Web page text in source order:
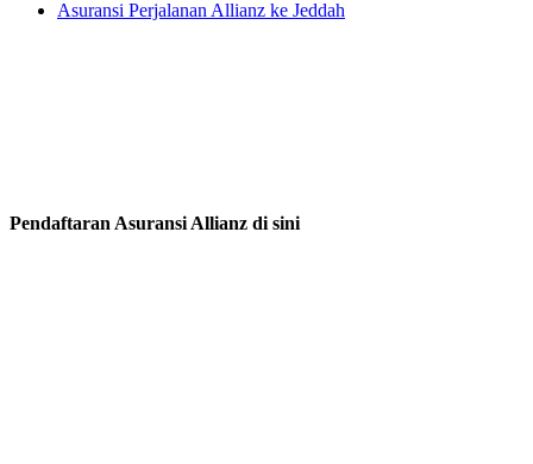
Asuransi Perjalanan Allianz ke Jeddah
Pendaftaran Asuransi Allianz di sini